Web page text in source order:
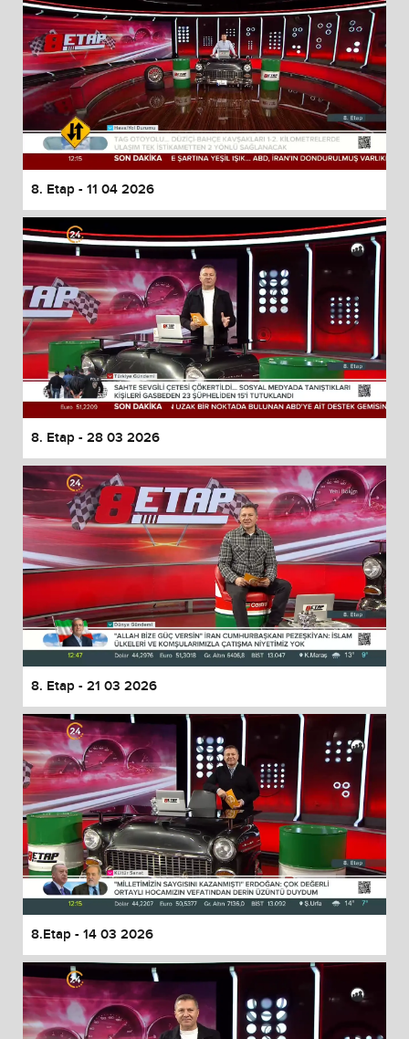
8. Etap - 11 04 2026
8. Etap - 28 03 2026
8. Etap - 21 03 2026
8.Etap - 14 03 2026